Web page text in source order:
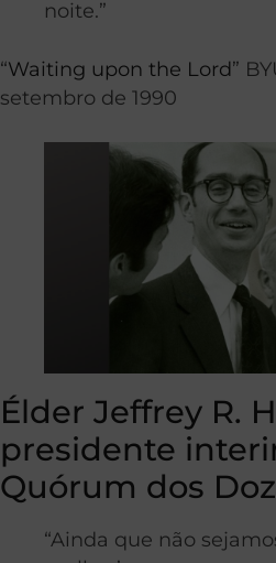
noite.”
“Waiting upon the Lord”
setembro de 1990
Élder Jeffrey R.
presidente
Quórum dos
“Ainda que não